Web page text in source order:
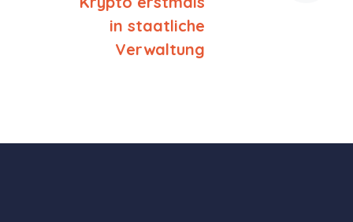
in staatliche
Verwaltung